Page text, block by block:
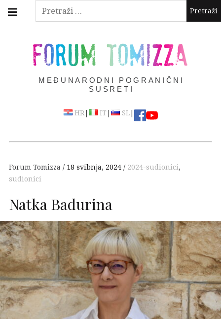
Pretraži:
Skip
FORUM TOMIZZA
MEĐUNARODNI POGRANIČNI
SUSRETI
HR| IT | SL|
navigation
Forum Tomizza 18 svibnja, 2024 2024-sudionici,
sudionici
Natka Badurina